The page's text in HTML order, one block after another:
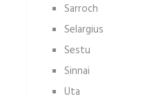
Sarroch
Selargius
Sestu
Sinnai
Uta